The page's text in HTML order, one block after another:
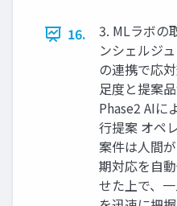
16.
3. MLラボの
ンシェルジ
の連携で応
⾜度と提案
Phase2 AIに
⾏提案 オペ
案件は⼈間
期対応を⾃
せた上で、